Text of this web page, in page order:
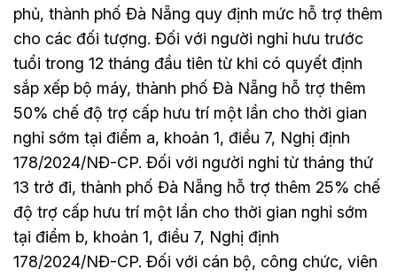
phủ, thành phố Đà Nẵng quy định mức hỗ trợ thêm
cho các đối tượng. Đối với người nghỉ hưu trước
tuổi trong 12 tháng đầu tiên từ khi có quyết định
sắp xếp bộ máy, thành phố Đà Nẵng hỗ trợ thêm
50% chế độ trợ cấp hưu trí một lần cho thời gian
nghỉ sớm tại điểm a, khoản 1, điều 7, Nghị định
178/2024/NĐ-CP. Đối với người nghỉ từ tháng thứ
13 trở đi, thành phố Đà Nẵng hỗ trợ thêm 25% chế
độ trợ cấp hưu trí một lần cho thời gian nghỉ sớm
tại điểm b, khoản 1, điều 7, Nghị định
178/2024/NĐ-CP. Đối với cán bộ, công chức, viên